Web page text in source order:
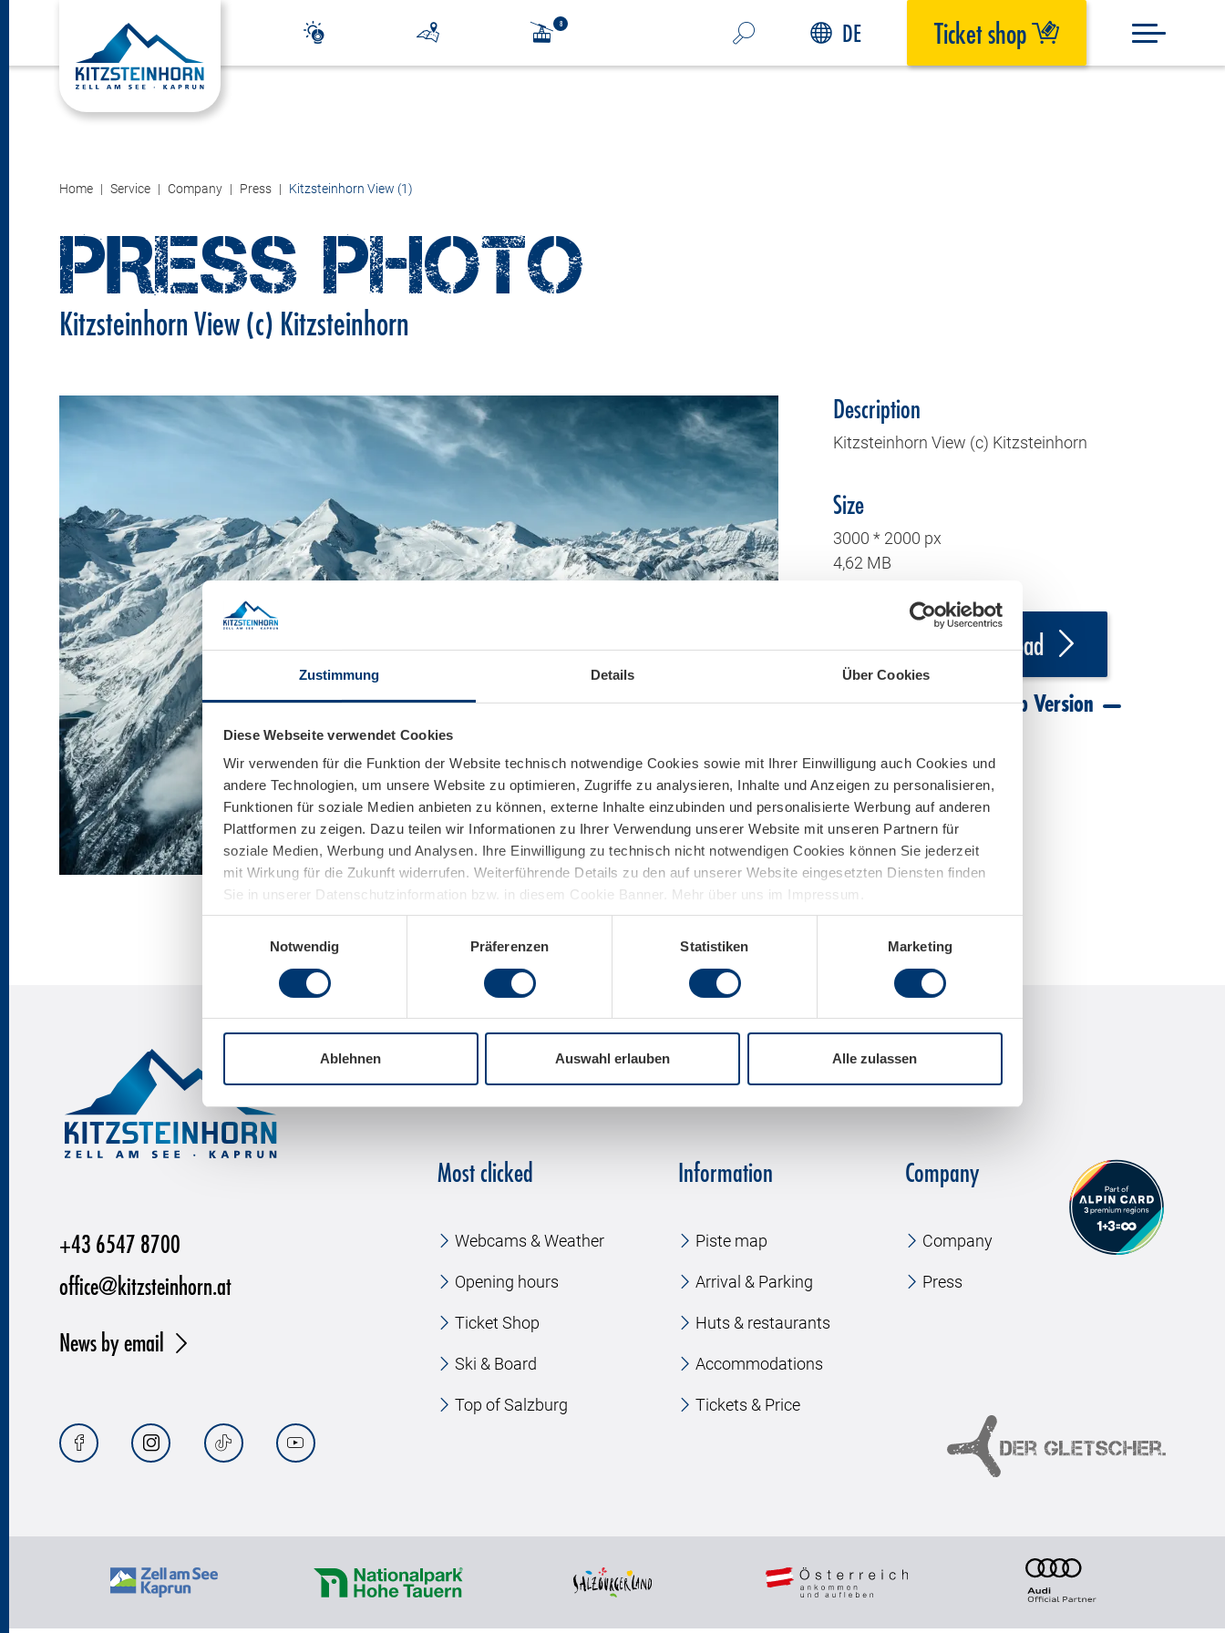
Zustimmung Details Über Cookies
Diese Webseite verwendet Cookies
Wir verwenden für die Funktion der Website technisch notwendige Cookies sowie mit Ihrer Einwilligung auch Cookies und
andere Technologien, um unsere Website zu optimieren, Zugriffe zu analysieren, Inhalte und Anzeigen zu personalisieren,
Funktionen für soziale Medien anbieten zu können, externe Inhalte einzubinden und personalisierte Werbung auf anderen
Plattformen zu zeigen. Dazu teilen wir Informationen zu Ihrer Verwendung unserer Website mit unseren Partnern für
soziale Medien, Werbung und Analysen. Ihre Einwilligung zu technisch nicht notwendigen Cookies können Sie jederzeit
mit Wirkung für die Zukunft widerrufen. Weiterführende Details zu den auf unserer Website eingesetzten Diensten finden
Sie in unserer Datenschutzinformation bzw. in diesem Cookie Banner. Mehr über uns im Impressum.
Notwendig
Präferenzen Statistiken Marketing
Ablehnen Auswahl erlauben Alle zulassen
DE Ticket shop
Home Service Company Press Kitzsteinhorn View (1)
PRESS PHOTO
Kitzsteinhorn View (c) Kitzsteinhorn
Description
Kitzsteinhorn View (c) Kitzsteinhorn
Size
3000 * 2000 px
4,62 MB
Download
Download Web Version
+43 6547 8700
office@kitzsteinhorn.at
News by email
Most clicked
Webcams & Weather
Opening hours
Ticket Shop
Ski & Board
Top of Salzburg
Information
Piste map
Arrival & Parking
Huts & restaurants
Accommodations
Tickets & Price
Company
Company
Press